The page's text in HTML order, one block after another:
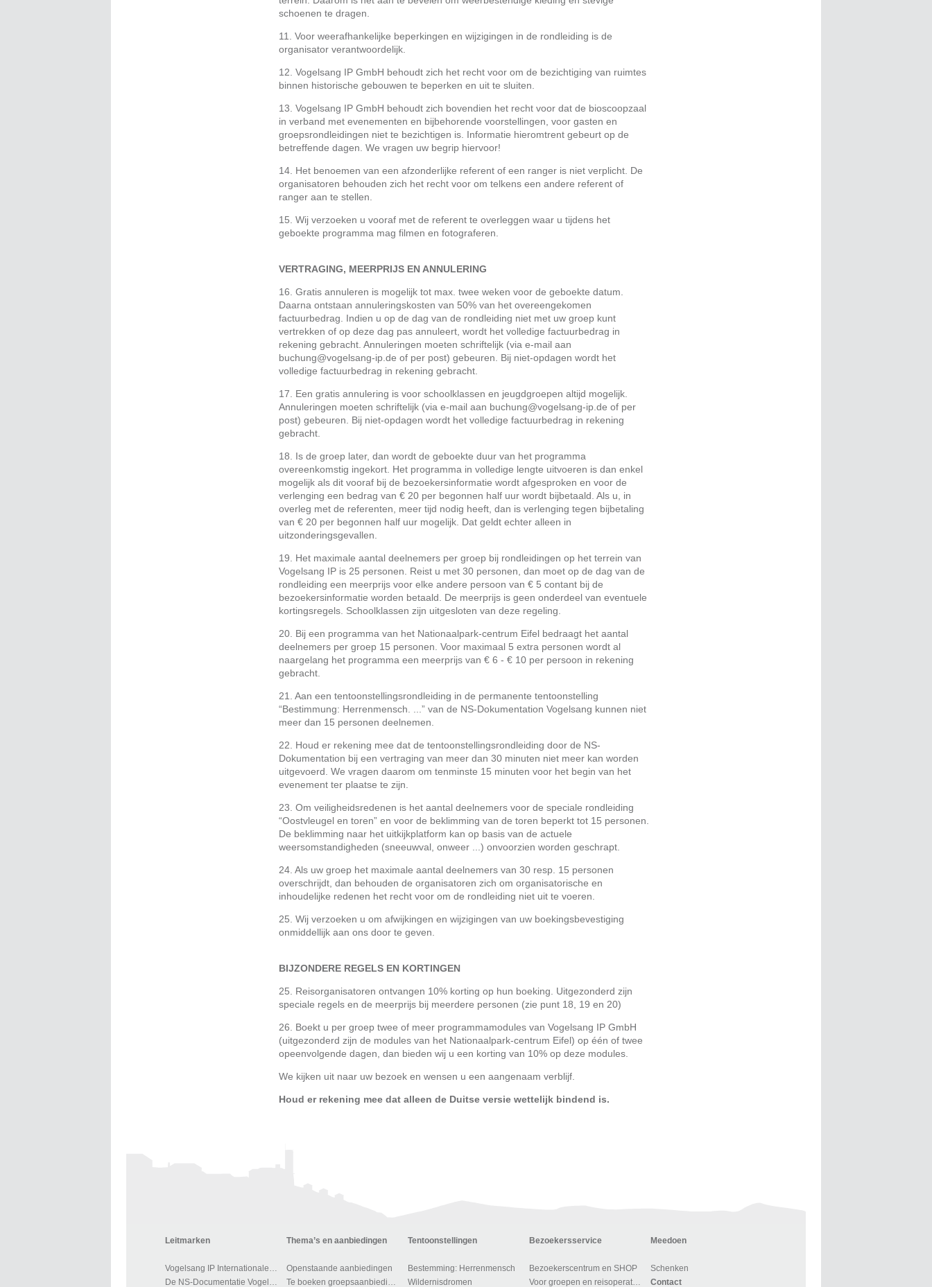
schoenen te dragen.
11. Voor weerafhankelijke beperkingen en wijzigingen in de rondleiding is de
organisator verantwoordelijk.
12. Vogelsang IP GmbH behoudt zich het recht voor om de bezichtiging van ruimtes
binnen historische gebouwen te beperken en uit te sluiten.
13. Vogelsang IP GmbH behoudt zich bovendien het recht voor dat de bioscoopzaal
in verband met evenementen en bijbehorende voorstellingen, voor gasten en
groepsrondleidingen niet te bezichtigen is. Informatie hieromtrent gebeurt op de
betreffende dagen. We vragen uw begrip hiervoor!
14. Het benoemen van een afzonderlijke referent of een ranger is niet verplicht. De
organisatoren behouden zich het recht voor om telkens een andere referent of
ranger aan te stellen.
15. Wij verzoeken u vooraf met de referent te overleggen waar u tijdens het
geboekte programma mag filmen en fotograferen.
VERTRAGING, MEERPRIJS EN ANNULERING
16. Gratis annuleren is mogelijk tot max. twee weken voor de geboekte datum.
Daarna ontstaan annuleringskosten van 50% van het overeengekomen
factuurbedrag. Indien u op de dag van de rondleiding niet met uw groep kunt
vertrekken of op deze dag pas annuleert, wordt het volledige factuurbedrag in
rekening gebracht. Annuleringen moeten schriftelijk (via e-mail aan
buchung@vogelsang-ip.de of per post) gebeuren. Bij niet-opdagen wordt het
volledige factuurbedrag in rekening gebracht.
17. Een gratis annulering is voor schoolklassen en jeugdgroepen altijd mogelijk.
Annuleringen moeten schriftelijk (via e-mail aan buchung@vogelsang-ip.de of per
post) gebeuren. Bij niet-opdagen wordt het volledige factuurbedrag in rekening
gebracht.
18. Is de groep later, dan wordt de geboekte duur van het programma
overeenkomstig ingekort. Het programma in volledige lengte uitvoeren is dan enkel
mogelijk als dit vooraf bij de bezoekersinformatie wordt afgesproken en voor de
verlenging een bedrag van € 20 per begonnen half uur wordt bijbetaald. Als u, in
overleg met de referenten, meer tijd nodig heeft, dan is verlenging tegen bijbetaling
van € 20 per begonnen half uur mogelijk. Dat geldt echter alleen in
uitzonderingsgevallen.
19. Het maximale aantal deelnemers per groep bij rondleidingen op het terrein van
Vogelsang IP is 25 personen. Reist u met 30 personen, dan moet op de dag van de
rondleiding een meerprijs voor elke andere persoon van € 5 contant bij de
bezoekersinformatie worden betaald. De meerprijs is geen onderdeel van eventuele
kortingsregels. Schoolklassen zijn uitgesloten van deze regeling.
20. Bij een programma van het Nationaalpark-centrum Eifel bedraagt het aantal
deelnemers per groep 15 personen. Voor maximaal 5 extra personen wordt al
naargelang het programma een meerprijs van € 6 - € 10 per persoon in rekening
gebracht.
21. Aan een tentoonstellingsrondleiding in de permanente tentoonstelling
“Bestimmung: Herrenmensch. ...” van de NS-Dokumentation Vogelsang kunnen niet
meer dan 15 personen deelnemen.
22. Houd er rekening mee dat de tentoonstellingsrondleiding door de NS-
Dokumentation bij een vertraging van meer dan 30 minuten niet meer kan worden
uitgevoerd. We vragen daarom om tenminste 15 minuten voor het begin van het
evenement ter plaatse te zijn.
23. Om veiligheidsredenen is het aantal deelnemers voor de speciale rondleiding
“Oostvleugel en toren” en voor de beklimming van de toren beperkt tot 15 personen.
De beklimming naar het uitkijkplatform kan op basis van de actuele
weersomstandigheden (sneeuwval, onweer ...) onvoorzien worden geschrapt.
24. Als uw groep het maximale aantal deelnemers van 30 resp. 15 personen
overschrijdt, dan behouden de organisatoren zich om organisatorische en
inhoudelijke redenen het recht voor om de rondleiding niet uit te voeren.
25. Wij verzoeken u om afwijkingen en wijzigingen van uw boekingsbevestiging
onmiddellijk aan ons door te geven.
BIJZONDERE REGELS EN KORTINGEN
25. Reisorganisatoren ontvangen 10% korting op hun boeking. Uitgezonderd zijn
speciale regels en de meerprijs bij meerdere personen (zie punt 18, 19 en 20)
26. Boekt u per groep twee of meer programmamodules van Vogelsang IP GmbH
(uitgezonderd zijn de modules van het Nationaalpark-centrum Eifel) op één of twee
opeenvolgende dagen, dan bieden wij u een korting van 10% op deze modules.
We kijken uit naar uw bezoek en wensen u een aangenaam verblijf.
Houd er rekening mee dat alleen de Duitse versie wettelijk bindend is.
Leitmarken
Vogelsang IP Internationale Plaats
De NS-Documentatie Vogelsang
Thema’s en aanbiedingen
Openstaande aanbiedingen
Te boeken groepsaanbiedingen
Tentoonstellingen
Bestemming: Herrenmensch
Wildernisdromen
Bezoekersservice
Bezoekerscentrum en SHOP
Voor groepen en reisoperators
Meedoen
Schenken
Contact